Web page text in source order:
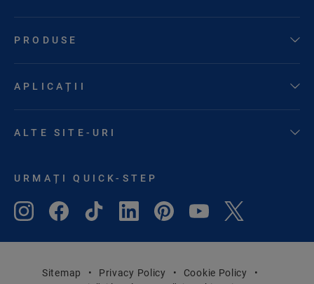
PRODUSE
APLICAȚII
ALTE SITE-URI
URMAȚI QUICK-STEP
Sitemap Privacy Policy
Cookie Policy